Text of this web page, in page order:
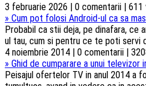
3 februarie 2026 | 0 comentarii | 611
» Cum pot folosi Android-ul ca sa
Probabil ca stii deja, pe dinafara, ce
ul tau, cum si pentru ce te poti servi
4 noiembrie 2014 | 0 comentarii |
» Ghid de cumparare a unui televizor
Peisajul ofertelor TV in anul 2014 a